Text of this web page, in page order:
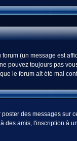
(un message est
toujours pas
le forum ait été mal
des messages sur
amis, l'inscription à